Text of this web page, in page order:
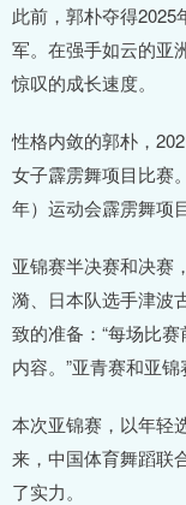
此前，郭朴夺得
军。在强手如云的亚
惊叹的成长速度。
性格内敛的郭朴，
女子霹雳舞项目比赛
年）运动会霹雳舞项
亚锦赛半决赛和决赛
漪、日本队选手津波
致的准备：“每场比
内容。”亚青赛和亚
本次亚锦赛，以年轻
来，中国体育舞蹈联
了实力。